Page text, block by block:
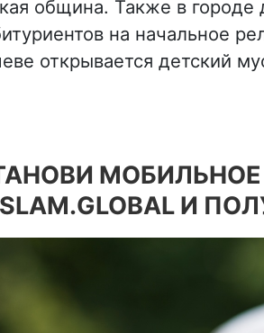
община. Также в
на начальное
открывается детский
И